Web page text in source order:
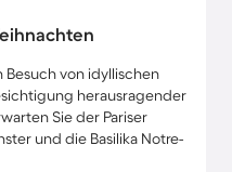
Besuch von idyllischen
herausragender
Sie der Pariser
und die Basilika Notre-